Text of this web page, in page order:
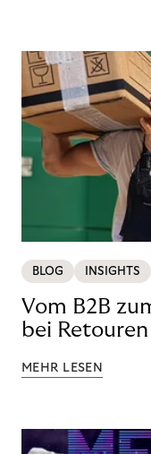
BLOG INSIGHTS
Vom B2B
bei
MEHR LESEN